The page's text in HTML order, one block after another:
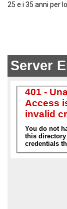
25 e i 35 anni per